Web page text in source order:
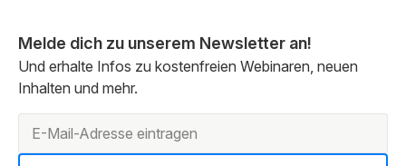
Melde dich zu unserem Newsletter an!
Und erhalte Infos zu kostenfreien Webinaren, neuen
Inhalten und mehr.